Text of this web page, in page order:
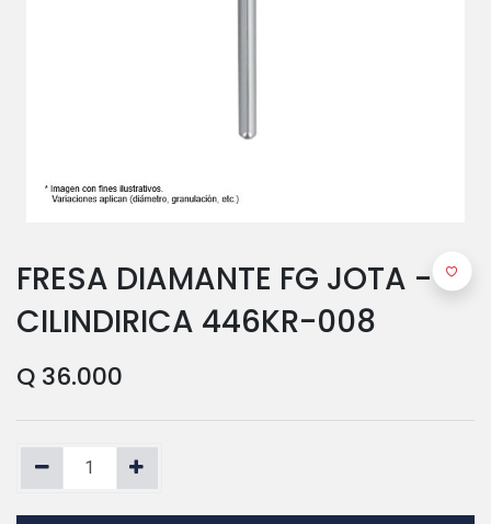
FRESA DIAMANTE FG JOTA -
CILINDIRICA 446KR-008
Q 36.000